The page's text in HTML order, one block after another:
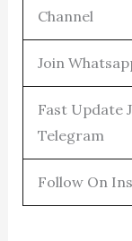
Channel
Join
Fast Update
Telegram
Follow On